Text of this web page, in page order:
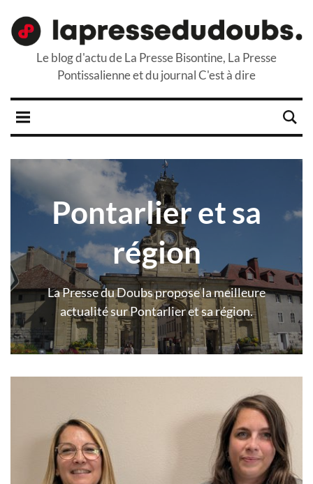
Le blog d'actu de La Presse Bisontine, La Presse
Pontissalienne et du journal C'est à dire
Pontarlier et sa
région
La Presse du Doubs propose la meilleure
actualité sur Pontarlier et sa région.